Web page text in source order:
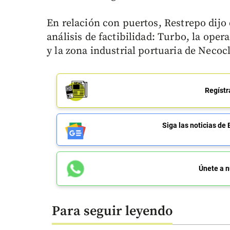
En relación con puertos, Restrepo
análisis de factibilidad: Turbo, la
y la zona industrial portuaria de
Siga las noticias de
Únete a
Para seguir leyendo